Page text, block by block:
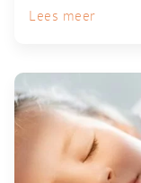
Lees meer